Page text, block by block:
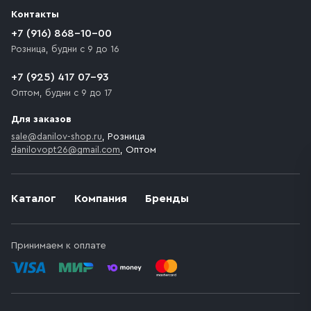
движения. Если на территории места назначения
доставки предусмотрен платный въезд, то Покупателю
необходимо компенсировать стоимость въезда
Каталог Компания Бренды
Принимаем к оплате
Контакты
+7 (916) 868-10-00
Розница, будни с 9 до 16
+7 (925) 417 07-93
Оптом, будни с 9 до 17
Для заказов
sale@danilov-shop.ru, Розница
danilovopt26@gmail.com, Оптом